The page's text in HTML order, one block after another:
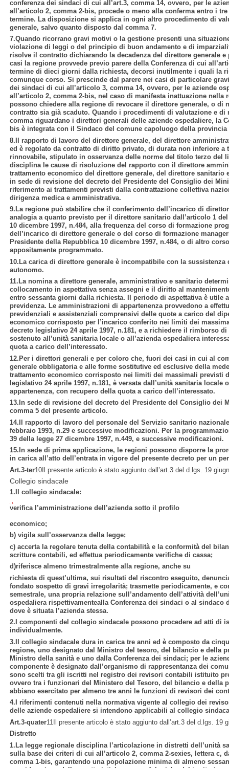
conferenza dei sindaci di cui all’art.3, comma 14, ovvero, per le
all’articolo 2, comma 2-bis, procede o meno alla conferma entro i
termine. La disposizione si applica in ogni altro procedimento di
generale, salvo quanto disposto dal comma 7.
7.Quando ricorrano gravi motivi o la gestione presenti una
violazione di leggi o del principio di buon andamento e di
risolve il contratto dichiarando la decadenza del direttore generale
casi la regione provvede previo parere della Conferenza di cui
termine di dieci giorni dalla richiesta, decorsi inutilmente i quali la
comunque corso. Si prescinde dal parere nei casi di particolare
dei sindaci di cui all’articolo 3, comma 14, ovvero, per le aziende
all’articolo 2, comma 2-bis, nel caso di manifesta inattuazione nella
possono chiedere alla regione di revocare il direttore generale, o di
contratto sia già scaduto. Quando i procedimenti di valutazione e di
comma riguardano i direttori generali delle aziende ospedaliere, la
bis è integrata con il Sindaco del comune capoluogo della provincia
8.Il rapporto di lavoro del direttore generale, del direttore
ed è regolato da contratto di diritto privato, di durata non inferiore a
rinnovabile, stipulato in osservanza delle norme del titolo terzo del
disciplina le cause di risoluzione del rapporto con il direttore
trattamento economico del direttore generale, del direttore
in sede di revisione del decreto del Presidente del Consiglio dei
riferimento ai trattamenti previsti dalla contrattazione collettiva
dirigenza medica e amministrativa.
9.La regione può stabilire che il conferimento dell’incarico di
analogia a quanto previsto per il direttore sanitario dall’articolo 1
10 dicembre 1997, n.484, alla frequenza del corso di formazione
dell’incarico di direttore generale o del corso di formazione
Presidente della Repubblica 10 dicembre 1997, n.484, o di altro
appositamente programmato.
10.La carica di direttore generale è incompatibile con la
autonomo.
11.La nomina a direttore generale, amministrativo e sanitario
collocamento in aspettativa senza assegni e il diritto al
entro sessanta giorni dalla richiesta. Il periodo di aspettativa è utile
previdenza. Le amministrazioni di appartenenza provvedono a
previdenziali e assistenziali comprensivi delle quote a carico del
economico corrisposto per l’incarico conferito nei limiti dei
decreto legislativo 24 aprile 1997, n.181, e a richiedere il rimborso
sostenuto all’unità sanitaria locale o all’azienda ospedaliera
quota a carico dell’interessato.
12.Per i direttori generali e per coloro che, fuori dei casi in cui al
generale obbligatoria e alle forme sostitutive ed esclusive della
trattamento economico corrisposto nei limiti dei massimali previsti
legislativo 24 aprile 1997, n.181, è versata dall’unità sanitaria locale
appartenenza, con recupero della quota a carico dell’interessato.
13.In sede di revisione del decreto del Presidente del Consiglio dei
comma 5 del presente articolo.
14.Il rapporto di lavoro del personale del Servizio sanitario
febbraio 1993, n.29 e successive modificazioni. Per la
39 della legge 27 dicembre 1997, n.449, e successive modificazioni.
15.In sede di prima applicazione, le regioni possono disporre la
in carica all’atto dell’entrata in vigore del presente decreto per un
Art.3-ter10Il presente articolo è stato aggiunto dall’art.3 del d.lgs. 19
Collegio sindacale
1.Il collegio sindacale:
verifica l’amministrazione dell’azienda sotto il profilo
economico;
b) vigila sull’osservanza della legge;
c) accerta la regolare tenuta della contabilità e la conformità del
scritture contabili, ed effettua periodicamente verifiche di cassa;
d)riferisce almeno trimestralmente alla regione, anche su
richiesta di quest’ultima, sui risultati del riscontro eseguito,
fondato sospetto di gravi irregolarità; trasmette periodicamente, e
semestrale, una propria relazione sull’andamento dell’attività
ospedaliera rispettivamentealla Conferenza dei sindaci o al
dove è situata l’azienda stessa.
2.I componenti del collegio sindacale possono procedere ad atti di
individualmente.
3.Il collegio sindacale dura in carica tre anni ed è composto da
regione, uno designato dal Ministro del tesoro, del bilancio e della
Ministro della sanità e uno dalla Conferenza dei sindaci; per le
componente è designato dall’organismo di rappresentanza dei
sono scelti tra gli iscritti nel registro dei revisori contabili istituito
ovvero tra i funzionari del Ministero del Tesoro, del bilancio e della
abbiano esercitato per almeno tre anni le funzioni di revisori dei
4.I riferimenti contenuti nella normativa vigente al collegio dei
delle aziende ospedaliere si intendono applicabili al collegio
Art.3-quater11Il presente articolo è stato aggiunto dall’art.3 del d.lgs. 19
Distretto
1.La legge regionale disciplina l’articolazione in distretti dell’unità
sulla base dei criteri di cui all’articolo 2, comma 2-sexies, lettera c,
comma 1-bis, garantendo una popolazione minima di almeno